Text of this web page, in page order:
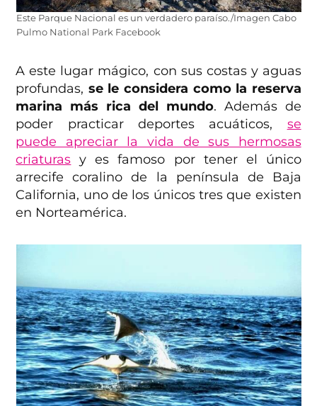
Este Parque Nacional es un verdadero paraíso./Imagen Cabo
Pulmo National Park Facebook
A este lugar mágico, con sus costas y aguas
profundas, se le considera como la reserva
marina más rica del mundo. Además de
poder practicar deportes acuáticos, se
puede apreciar la vida de sus hermosas
criaturas y es famoso por tener el único
arrecife coralino de la península de Baja
California, uno de los únicos tres que existen
en Norteamérica.